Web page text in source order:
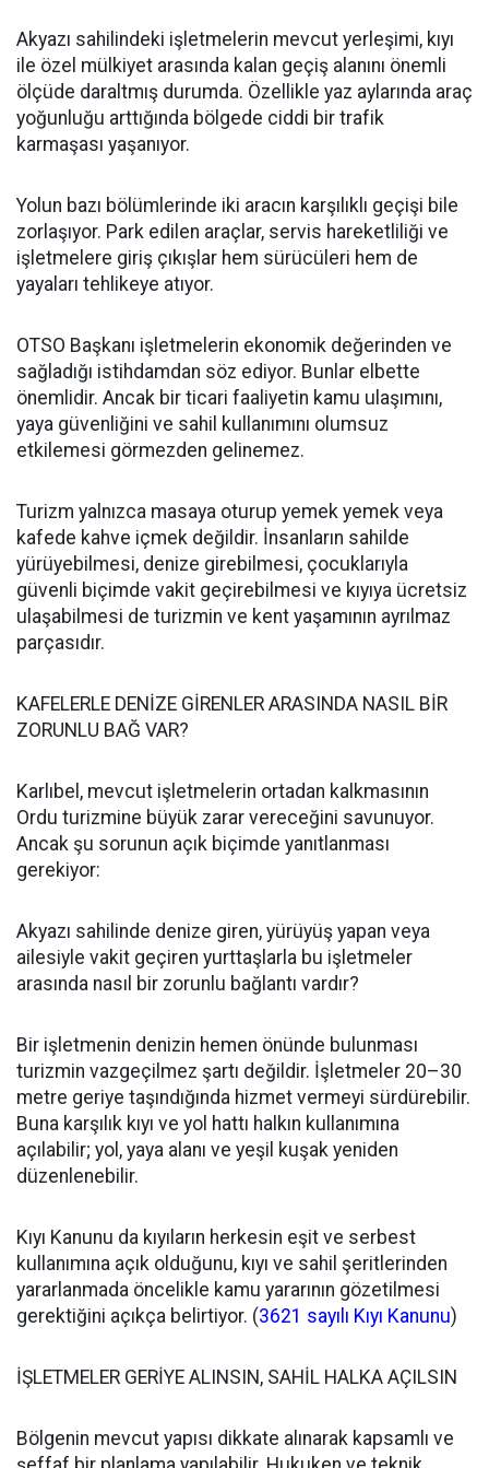
Akyazı sahilindeki işletmelerin mevcut yerleşimi, kıyı
ile özel mülkiyet arasında kalan geçiş alanını önemli
ölçüde daraltmış durumda. Özellikle yaz aylarında araç
yoğunluğu arttığında bölgede ciddi bir trafik
karmaşası yaşanıyor.
Yolun bazı bölümlerinde iki aracın karşılıklı geçişi bile
zorlaşıyor. Park edilen araçlar, servis hareketliliği ve
işletmelere giriş çıkışlar hem sürücüleri hem de
yayaları tehlikeye atıyor.
OTSO Başkanı işletmelerin ekonomik değerinden ve
sağladığı istihdamdan söz ediyor. Bunlar elbette
önemlidir. Ancak bir ticari faaliyetin kamu ulaşımını,
yaya güvenliğini ve sahil kullanımını olumsuz
etkilemesi görmezden gelinemez.
Turizm yalnızca masaya oturup yemek yemek veya
kafede kahve içmek değildir. İnsanların sahilde
yürüyebilmesi, denize girebilmesi, çocuklarıyla
güvenli biçimde vakit geçirebilmesi ve kıyıya ücretsiz
ulaşabilmesi de turizmin ve kent yaşamının ayrılmaz
parçasıdır.
KAFELERLE DENİZE GİRENLER ARASINDA NASIL BİR
ZORUNLU BAĞ VAR?
Karlıbel, mevcut işletmelerin ortadan kalkmasının
Ordu turizmine büyük zarar vereceğini savunuyor.
Ancak şu sorunun açık biçimde yanıtlanması
gerekiyor:
Akyazı sahilinde denize giren, yürüyüş yapan veya
ailesiyle vakit geçiren yurttaşlarla bu işletmeler
arasında nasıl bir zorunlu bağlantı vardır?
Bir işletmenin denizin hemen önünde bulunması
turizmin vazgeçilmez şartı değildir. İşletmeler 20–30
metre geriye taşındığında hizmet vermeyi sürdürebilir.
Buna karşılık kıyı ve yol hattı halkın kullanımına
açılabilir; yol, yaya alanı ve yeşil kuşak yeniden
düzenlenebilir.
Kıyı Kanunu da kıyıların herkesin eşit ve serbest
kullanımına açık olduğunu, kıyı ve sahil şeritlerinden
yararlanmada öncelikle kamu yararının gözetilmesi
gerektiğini açıkça belirtiyor. (3621 sayılı Kıyı Kanunu⁠)
İŞLETMELER GERİYE ALINSIN, SAHİL HALKA AÇILSIN
Bölgenin mevcut yapısı dikkate alınarak kapsamlı ve